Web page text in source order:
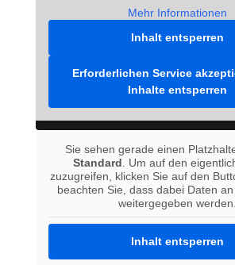
Mehr Informationen
Inhalt entsperren
Erforderlichen Service
Inhalte entsperren
Sie sehen gerade einen
Standard . Um auf den
zuzugreifen, klicken Sie auf den
beachten Sie, dass dabei Daten
weitergegeben werden.
Inhalt entsperren